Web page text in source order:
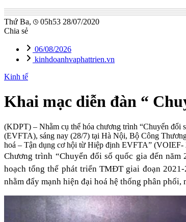
Thứ Ba,
05h53 28/07/2020
Chia sẻ
06/08/2026
kinhdoanhvaphattrien.vn
Kinh tế
Khai mạc diễn đàn “
(KDPT) – Nhằm cụ thể hóa chương trình “Chuyển đổi
(EVFTA), sáng nay (28/7) tại Hà Nội, Bộ Công
hoá – Tận dụng cơ hội từ Hiệp định EVFTA” (VOIEF-
Chương trình “Chuyển đổi số quốc gia đến
hoạch tổng thể phát triển TMĐT giai đoạn
nhằm đẩy mạnh hiện đại hoá hệ thống phân